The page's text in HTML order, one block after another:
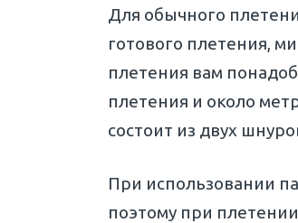
Для обычного
готового плетения,
плетения вам
плетения и около
состоит из двух
При использовании
поэтому при